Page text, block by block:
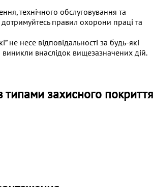
технічного обслуговування та
правил охорони праці та
не несе відповідальності за будь-які
внаслідок вищезазначених дій.
типами захисного покриття